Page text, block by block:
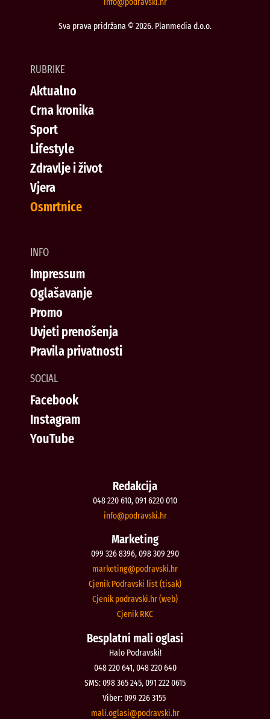
Sva prava pridržana © 2026. Planmedia d.o.o.
RUBRIKE
Aktualno
Crna kronika
Sport
Lifestyle
Zdravlje i život
Vjera
Osmrtnice
INFO
Impressum
Oglašavanje
Promo
Uvjeti prenošenja
Pravila privatnosti
SOCIAL
Facebook
Instagram
YouTube
Redakcija
048 220 610, 091 6220 010
rh.iksvardop
@ofni
Marketing
099 326 8396, 098 309 290
rh.iksvardop
@gnitekram
Cjenik Podravski list (tisak)
Cjenik podravski.hr (web)
Cjenik RKC
Besplatni mali oglasi
Halo Podravski!
048 220 641, 048 220 640
SMS: 098 365 245, 091 222 0615
Viber: 099 226 3155
rh.iksvardop
@isalgo.ilam